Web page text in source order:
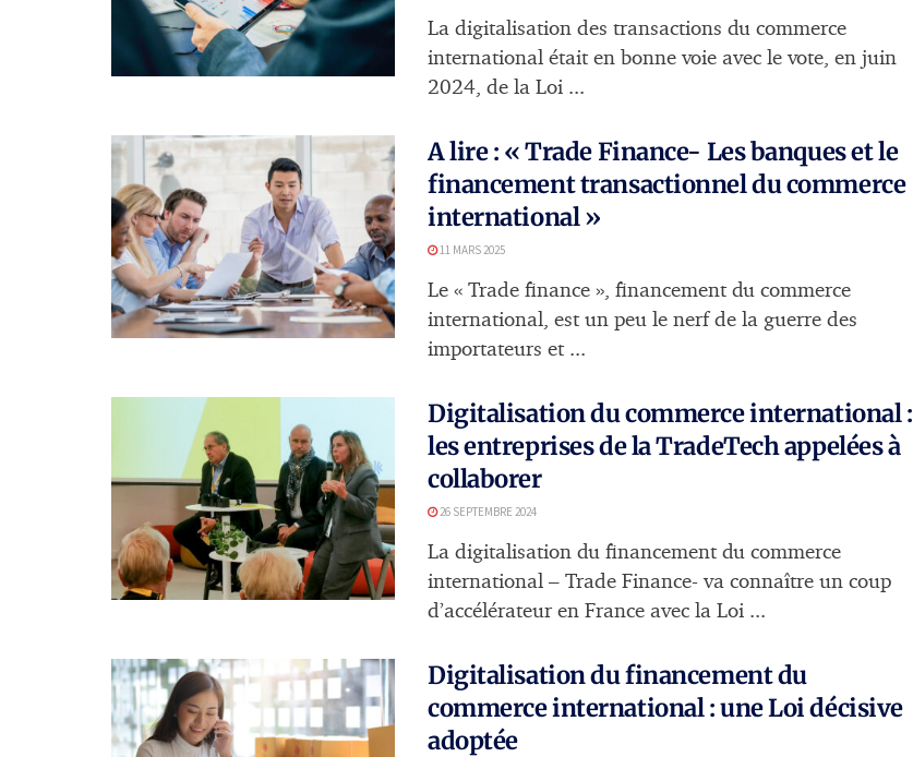
La digitalisation des transactions du commerce
international était en bonne voie avec le vote, en juin
2024, de la Loi ...
A lire : « Trade Finance- Les banques et le
financement transactionnel du commerce
international »
11 MARS 2025
Le « Trade finance », financement du commerce
international, est un peu le nerf de la guerre des
importateurs et ...
Digitalisation du commerce international :
les entreprises de la TradeTech appelées à
collaborer
26 SEPTEMBRE 2024
La digitalisation du financement du commerce
international – Trade Finance- va connaître un coup
d’accélérateur en France avec la Loi ...
Digitalisation du financement du
commerce international : une Loi décisive
adoptée